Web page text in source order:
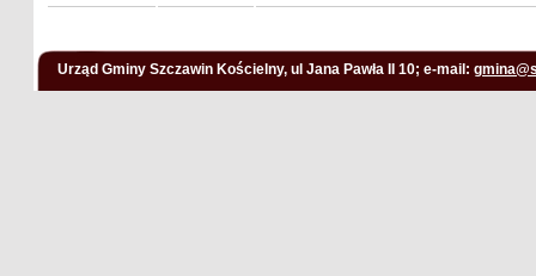
Urząd Gminy Szczawin Kościelny, ul Jana Pawła II 10; e-mail: